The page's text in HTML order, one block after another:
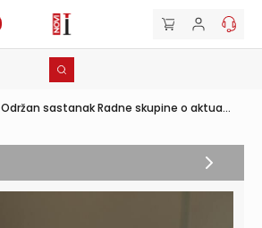
Održan sastanak Radne skupine o aktua...